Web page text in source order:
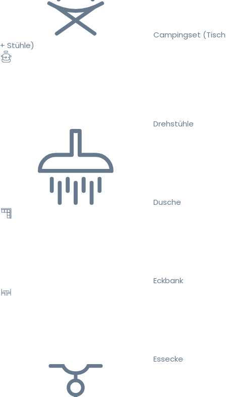
Campingset (Tisch
+ Stühle)
Drehstühle
Dusche
Eckbank
Essecke